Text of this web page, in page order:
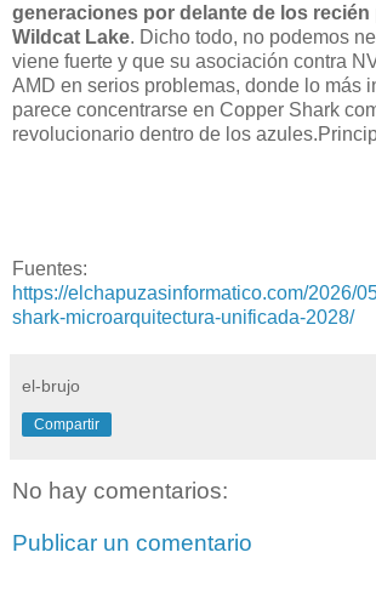
generaciones por delante de los
Wildcat Lake. Dicho todo, no podemos
viene fuerte y que su asociación contra
AMD en serios problemas, donde lo más
parece concentrarse en Copper Shark
revolucionario dentro de los
Fuentes:
https://elchapuzasinformatico.com/2026/
shark-microarquitectura-unificada-2028/
el-brujo
Compartir
No hay comentarios:
Publicar un comentario